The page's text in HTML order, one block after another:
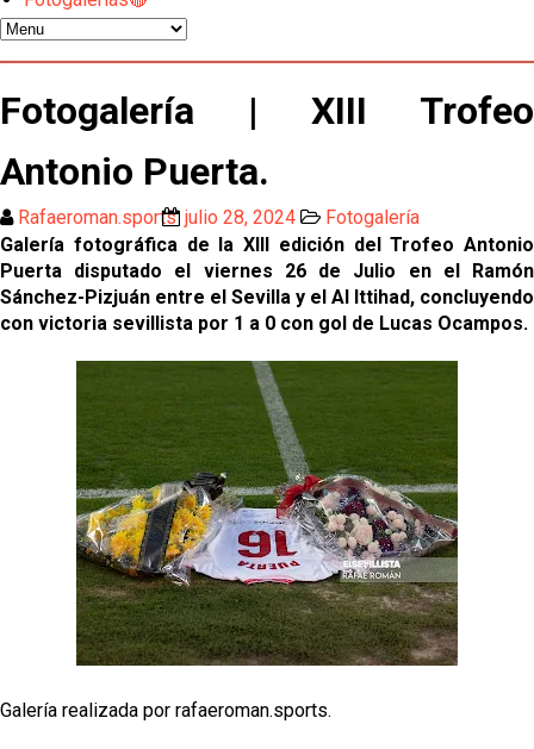
Kochorashvili, seria opción para reforzar el centro
del campo sevillista
Sow muy cerca de cerrar su traspaso al Genoa
Oso es el siguiente en la lista para salir
El Sevilla FC oficializa la cesión de Rafa Mir al Aris
de Salónica
Juanlu se marcha traspasado al Bournemouth
Emery quiere pescar en el Atleti , el Villareal ya
tiene nuevo portero y el Getafe mueve ficha... Las
últimas novedades del mercado de La Liga
Vargas y Sow se incorporan al grupo en la sesión
del martes
Odysseas Vlachodimos: “El objetivo es mejorar la
temporada pasada”
El Sevilla FC empieza a inscribir a los nuevos
fichajes
Opinión | "Carta abierta a Alberto Flores" por Rafa
García
Fotogalería | XIII Trofeo
Antonio Puerta.
Rafaeroman.sports julio 28, 2024
Fotogalería
Galería fotográfica de la XIII edición del Trofeo Antonio
Puerta disputado el viernes 26 de Julio en el Ramón
Sánchez-Pizjuán entre el Sevilla y el Al Ittihad, concluyendo
con victoria sevillista por 1 a 0 con gol de Lucas Ocampos.
Galería realizada por rafaeroman.sports.